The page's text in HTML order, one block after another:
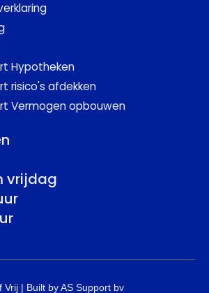
Hypotheken
risico's afdekken
Vermogen opbouwen
vrijdag
Vrij | Built by AS Support bv